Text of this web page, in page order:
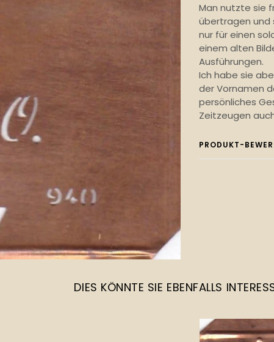
Man nutzte sie
übertragen und
nur für einen
einem alten
Ausführungen.
Ich habe sie
der Vornamen
persönliches
Zeitzeugen
PRODUKT-
DIES KÖNNTE SIE EBENFALLS